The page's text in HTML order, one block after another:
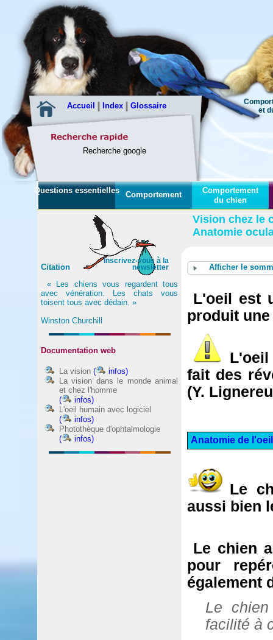
Accueil Index Glossaire
et du
Recherche google
Questions essentielles Comportement
Comportement
du chien
Vision chez le
Anatomie
Citation
« Les chiens vous regardent tous
avec vénération. Les chats vous
toisent tous avec dédain. »
Winston Churchill
Documentation web
La vision (
infos)
La vision dans le monde animal
et chez l'homme
(
infos)
L'oeil humain avec logiciel
(
infos)
Photothèque d'ophtalmologie
(
infos)
Inscrivez-vous à la
newsletter Afficher le
L'oeil est
produit
fait des
(Y.
Anatomie de l'oeil
Le
aussi bien
Le chien
pour
également
Le
facilité à